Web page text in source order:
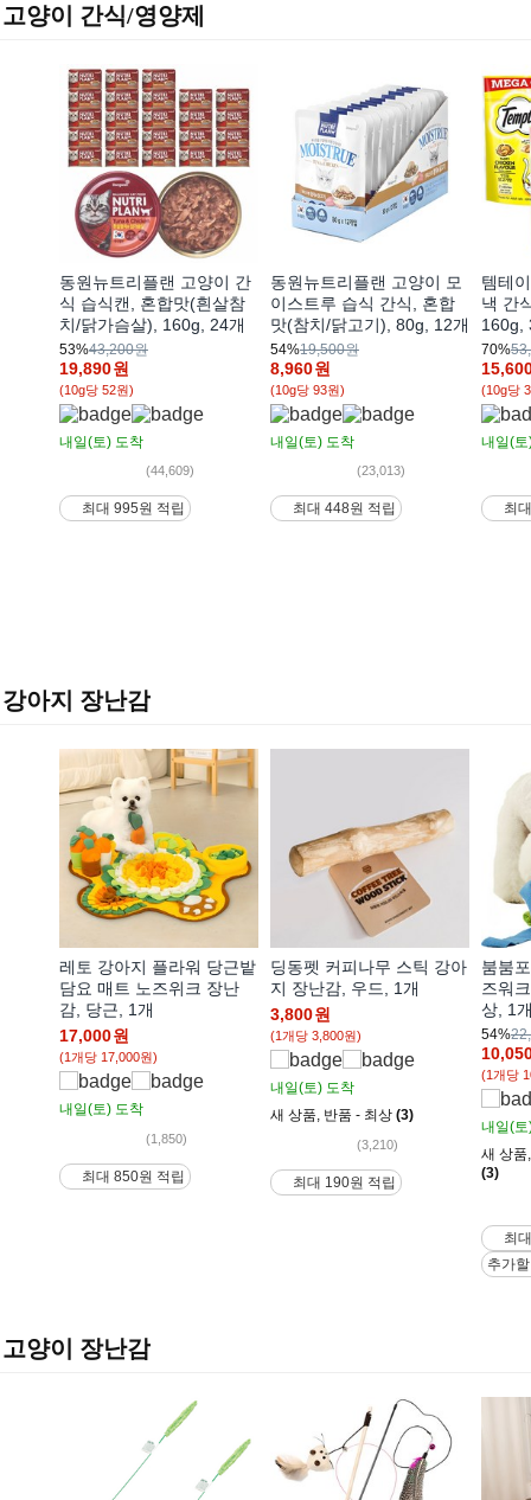
고양이 간식/영양제
동원뉴트리플랜 고양이 간
식 습식캔, 혼합맛(흰살참
치/닭가슴살), 160g, 24개
53%43,200원
19,890원
(10g당 52원)
내일(토) 도착
(44,609)
최대 995원 적립
동원뉴트리플랜 고양이 모
이스트루 습식 간식, 혼합
맛(참치/닭고기), 80g, 12개
54%19,500원
8,960원
(10g당 93원)
내일(토) 도착
(23,013)
최대 448원 적립
템테
낵 간
160g,
70%
(10g당
내일(
최
강아지 장난감
레토 강아지 플라워 당근밭
담요 매트 노즈위크 장난
감, 당근, 1개
17,000원
(1개당 17,000원)
내일(토) 도착
(1,850)
최대 850원 적립
딩동펫 커피나무 스틱 강아
지 장난감, 우드, 1개
3,800원
(1개당 3,800원)
내일(토) 도착
새 상품, 반품 - 최상 (3)
(3,210)
최대 190원 적립
붐붐
즈워
상, 1
54%
(1개당
내일(
새 상품
(3)
최
추가
고양이 장난감